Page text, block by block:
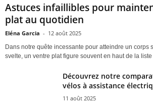
Astuces infaillibles pour
plat au quotidien
Eléna Garcia - 12 août 2025
Dans notre quête incessante pour atteindre un corps
svelte, un ventre plat figure souvent en haut de la liste
Découvrez notre
vélos à assistance
11 août 2025